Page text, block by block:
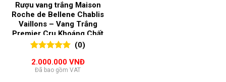
Rượu vang trắng Maison
Roche de Bellene Chablis
Vaillons – Vang Trắng
Premier Cru Khoáng Chất
đánh giá
(0)
2.000.000 VNĐ
Đã bao gồm VAT